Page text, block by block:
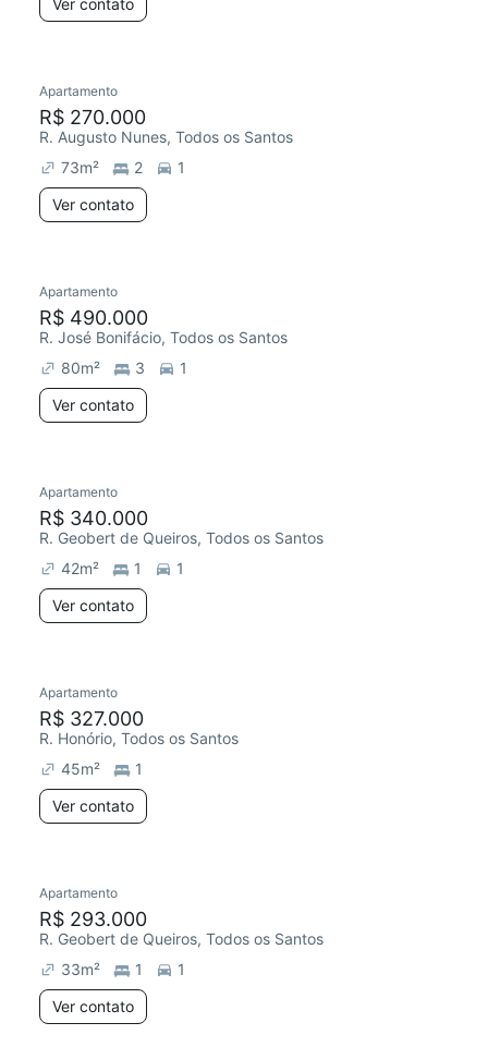
Ver contato
Apartamento
R$ 270.000
R. Augusto Nunes, Todos os Santos
73m² 2
1
Ver contato
Apartamento
R$ 490.000
R. José Bonifácio, Todos os Santos
80m² 3
1
Ver contato
Apartamento
R$ 340.000
R. Geobert de Queiros, Todos os Santos
42m² 1
1
Ver contato
Apartamento
R$ 327.000
R. Honório, Todos os Santos
45m²
1
Ver contato
Apartamento
R$ 293.000
R. Geobert de Queiros, Todos os Santos
33m² 1
1
Ver contato